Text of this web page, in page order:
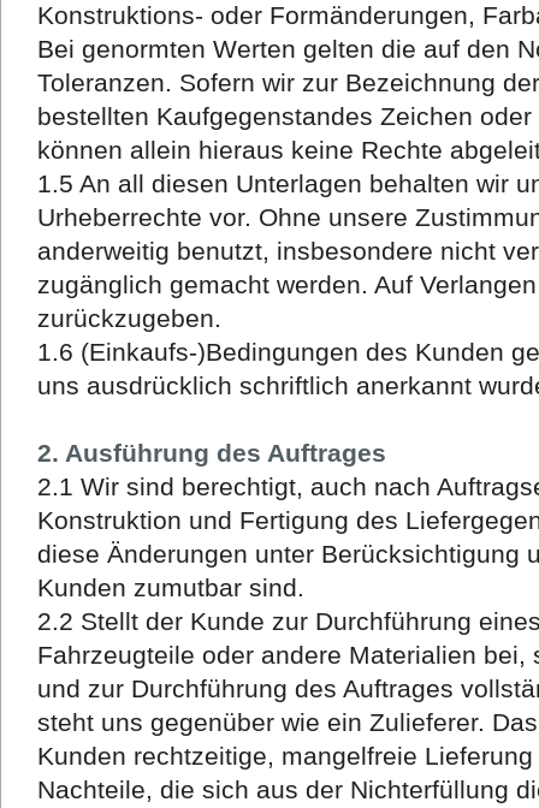
Konstruktions- oder Formänderungen,
Bei genormten Werten gelten die auf den
Toleranzen. Sofern wir zur Bezeichnung
bestellten Kaufgegenstandes Zeichen
können allein hieraus keine Rechte
1.5 An all diesen Unterlagen behalten wir
Urheberrechte vor. Ohne unsere
anderweitig benutzt, insbesondere nicht
zugänglich gemacht werden. Auf
zurückzugeben.
1.6 (Einkaufs-)Bedingungen des Kunden
uns ausdrücklich schriftlich anerkannt
2. Ausführung des Auftrages
2.1 Wir sind berechtigt, auch nach
Konstruktion und Fertigung des
diese Änderungen unter Berücksichtigung
Kunden zumutbar sind.
2.2 Stellt der Kunde zur Durchführung
Fahrzeugteile oder andere Materialien
und zur Durchführung des Auftrages
steht uns gegenüber wie ein Zulieferer.
Kunden rechtzeitige, mangelfreie
Nachteile, die sich aus der Nichterfüllung